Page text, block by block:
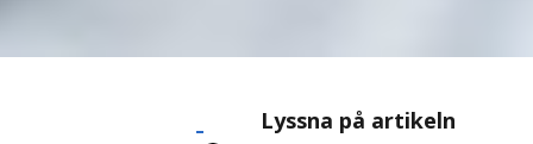
LyssnaLyssna på artikeln